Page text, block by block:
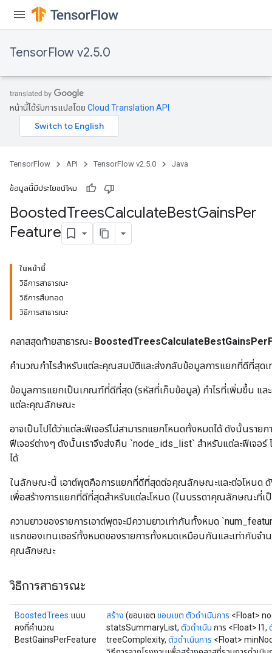
TensorFlow v2.5.0
หน้านี้ได้รับการแปลโดย Cloud Translation API
TensorFlow API TensorFlow v2.5.0 Java
ข้อมูลนี้มีประโยชน์ไหม
BoostedTreesCalculateBestGainsPer
Feature
ในหน้านี้
วิธีการสาธารณะ
วิธีการสืบทอด
วิธีการสาธารณะ
คลาสสุดท้ายสาธารณะ
คำนวณกำไรสำหรับแต่ละคุณสมบัติและส่งกลับข้อมูลการแยกที่ดีที่สุด
ข้อมูลการแยกเป็นเกณฑ์ที่ดีที่สุด (รหัสที่เก็บข้อมูล) กำไรที่เพิ่มขึ้น แล
แต่ละคุณลักษณะ
อาจเป็นไปได้ว่าแต่ละฟีเจอร์ไม่สามารถแยกโหนดทั้งหมดได้ ดังนั้นราย
ฟีเจอร์ต่างๆ ดังนั้นเราจึงส่งคืน `node_ids_list` สำหรับแต่ละฟีเจอร์
ได้
ในลักษณะนี้ เอาต์พุตคือการแยกที่ดีที่สุดต่อคุณลักษณะและต่อโหนด ดั
เพื่อสร้างการแยกที่ดีที่สุดสำหรับแต่ละโหนด (ในบรรดาคุณลักษณะที่เ
ความยาวของรายการเอาต์พุตจะมีความยาวเท่ากันทั้งหมด
แรกของเทนเซอร์ทั้งหมดของรายการทั้งหมดเหมือนกันและเท่ากับจำ
คุณลักษณะ
วิธีการสาธารณะ
BoostedTrees แบบ
คงที่คำนวณ
BestGainsPerFeature
สร้าง (ขอบเขต ขอบเขต ตัวดำเนินการ <Float>
statsSummaryList, ตัวดำเนิน การ <Float> l1,
treeComplexity, ตัวดำเนินการ <Float>